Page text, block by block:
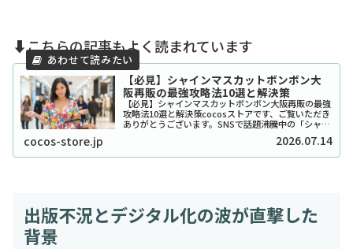
⬇️こちらの記事もよく読まれています
【必見】シャインマスカットボンボン大
阪再販の最強攻略法10選と解決策
【必見】シャインマスカットボンボン大阪再販の最強
攻略法10選と解決策cocosストアです、ご覧いただき
ありがとうございます。SNSで話題沸騰中の「シャイ
ンマスカットボンボン」、大阪でも探し回っている方
が本当に多いですよね。2026年現在もそ...
cocos-store.jp 2026.07.14
出版不況とデジタル化の波が直撃した
背景